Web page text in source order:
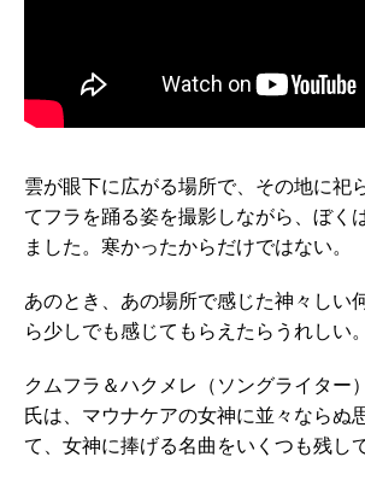
雲が眼下に広がる場所で、その地に祀
てフラを踊る姿を撮影しながら、ぼく
ました。寒かったからだけではない。
あのとき、あの場所で感じた神々しい
ら少しでも感じてもらえたらうれしい。
クムフラ＆ハクメレ（ソングライター
氏は、マウナケアの女神に並々ならぬ
て、女神に捧げる名曲をいくつも残し